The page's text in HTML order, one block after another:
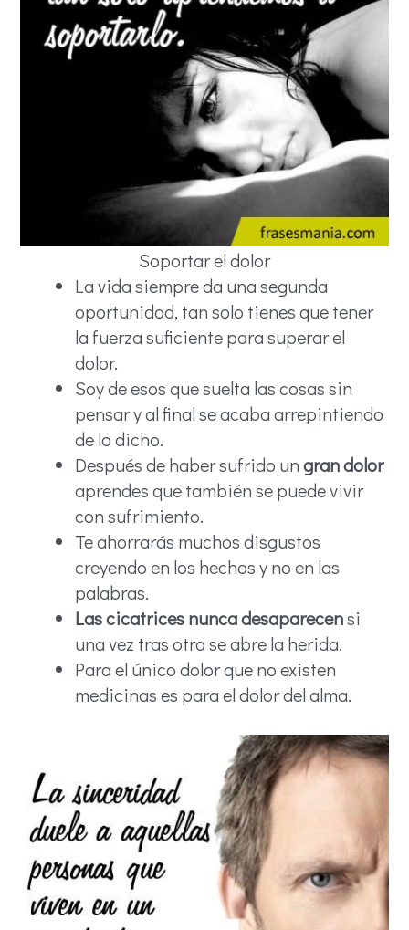
Soportar el dolor
La vida siempre da una segunda
oportunidad, tan solo tienes que tener
la fuerza suficiente para superar el
dolor.
Soy de esos que suelta las cosas sin
pensar y al final se acaba arrepintiendo
de lo dicho.
Después de haber sufrido ungran dolor
aprendes que también se puede vivir
con sufrimiento.
Te ahorrarás muchos disgustos
creyendo en los hechos y no en las
palabras.
Las cicatrices nunca desaparecensi
una vez tras otra se abre la herida.
Para el único dolor que no existen
medicinas es para el dolor del alma.